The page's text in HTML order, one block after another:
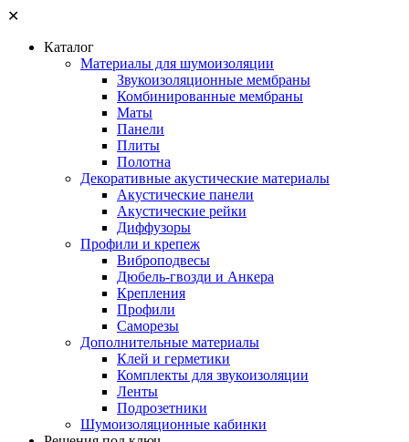
✕
Каталог
Материалы для шумоизоляции
Звукоизоляционные мембраны
Комбинированные мембраны
Маты
Панели
Плиты
Полотна
Декоративные акустические материалы
Акустические панели
Акустические рейки
Диффузоры
Профили и крепеж
Виброподвесы
Дюбель-гвозди и Анкера
Крепления
Профили
Саморезы
Дополнительные материалы
Клей и герметики
Комплекты для звукоизоляции
Ленты
Подрозетники
Шумоизоляционные кабинки